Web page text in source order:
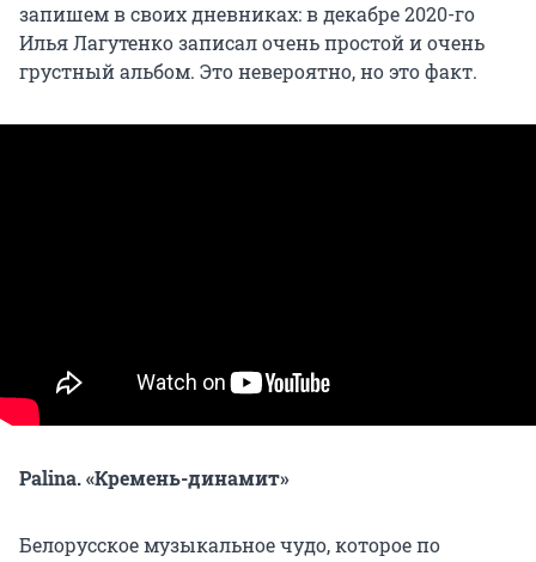
запишем в своих дневниках: в декабре 2020-го
Илья Лагутенко записал очень простой и очень
грустный альбом. Это невероятно, но это факт.
Palina. «Кремень-динамит»
Белорусское музыкальное чудо, которое по